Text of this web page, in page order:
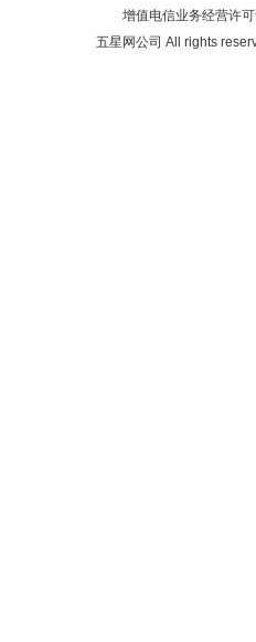
增值电信业务经营许
五星网公司 All rights